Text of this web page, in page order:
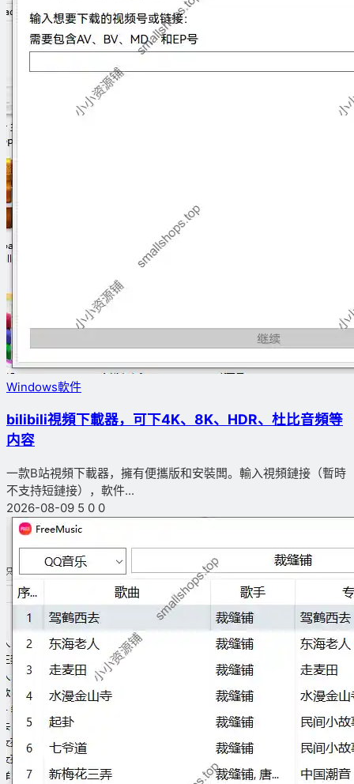
Windows軟件
bilibili視頻下載器，可下4K、8K、HDR、杜比音頻等
内容
一款B站視頻下載器，擁有便攜版和安裝闆。輸入視頻鏈接（暫時
不支持短鏈接），軟件...
2026-08-09 5 0 0